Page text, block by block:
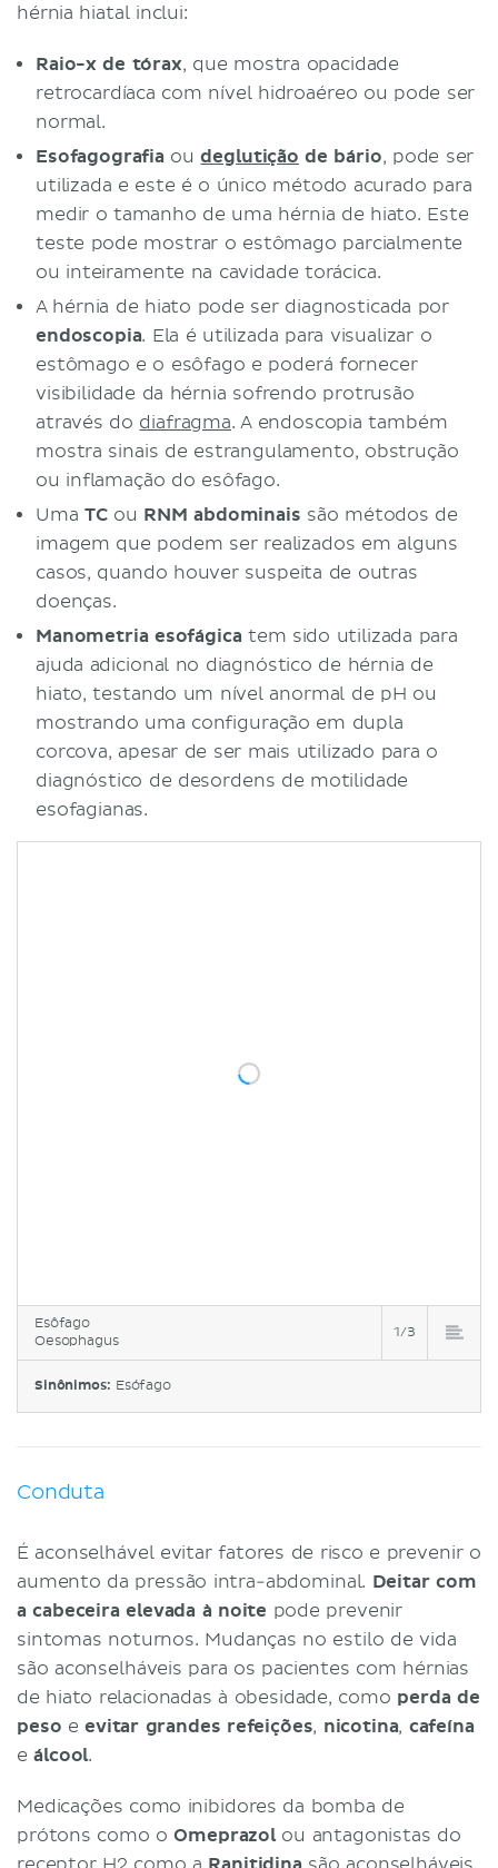
hérnia hiatal inclui:
Raio-x de tórax, que mostra opacidade
retrocardíaca com nível hidroaéreo ou pode ser
normal.
Esofagografia oudeglutição de bário, pode ser
utilizada e este é o único método acurado para
medir o tamanho de uma hérnia de hiato. Este
teste pode mostrar o estômago parcialmente
ou inteiramente na cavidade torácica.
A hérnia de hiato pode ser diagnosticada por
endoscopia. Ela é utilizada para visualizar o
estômago e o esôfago e poderá fornecer
visibilidade da hérnia sofrendo protrusão
através do diafragma. A endoscopia também
mostra sinais de estrangulamento, obstrução
ou inflamação do esôfago.
Uma TCou RNM abdominais são métodos de
imagem que podem ser realizados em alguns
casos, quando houver suspeita de outras
doenças.
Manometria esofágica tem sido utilizada para
ajuda adicional no diagnóstico de hérnia de
hiato, testando um nível anormal de pH ou
mostrando uma configuração em dupla
corcova, apesar de ser mais utilizado para o
diagnóstico de desordens de motilidade
esofagianas.
Esôfago
Oesophagus
1/3
Sinônimos: Esófago
Conduta
É aconselhável evitar fatores de risco e prevenir o
aumento da pressão intra-abdominal. Deitar com
a cabeceira elevada à noite pode prevenir
sintomas noturnos. Mudanças no estilo de vida
são aconselháveis para os pacientes com hérnias
de hiato relacionadas à obesidade, como perda de
peso eevitar grandes refeições, nicotina, cafeína
eálcool.
Medicações como inibidores da bomba de
prótons como oOmeprazolou antagonistas do